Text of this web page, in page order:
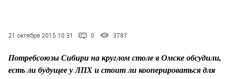
СТИЛЬ ЖИЗНИ
21 октября 2015 10:31 0 3787
Потребсоюзы Сибири на круглом столе в Омске обсудили,
есть ли будущее у ЛПХ и стоит ли кооперироваться для